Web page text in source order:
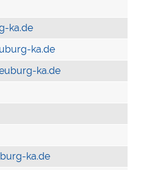
ka.de
ka.de
ka.de
ka.de